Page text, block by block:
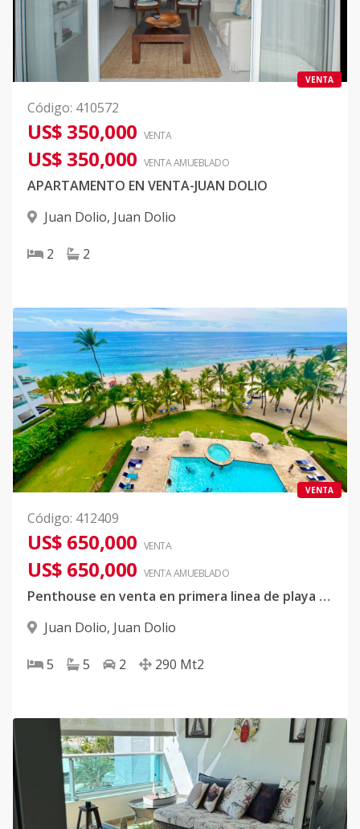
VENTA
Código: 410572
US$ 350,000 VENTA
US$ 350,000 VENTA AMUEBLADO
APARTAMENTO EN VENTA-JUAN DOLIO
Juan Dolio, Juan Dolio
2 2
VENTA
Código: 412409
US$ 650,000 VENTA
US$ 650,000 VENTA AMUEBLADO
Penthouse en venta en primera linea de playa en Juan Dolio
Juan Dolio, Juan Dolio
5 5 2 290 Mt2